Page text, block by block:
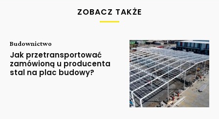
ZOBACZ TAKŻE
Budownictwo
Jak przetransportować
zamówioną u producenta
stal na plac budowy?